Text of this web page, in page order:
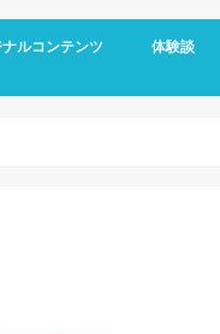
ルコンテンツ
ュー
ズインタビュー
ーストーリーズ
体験談
メッセージ